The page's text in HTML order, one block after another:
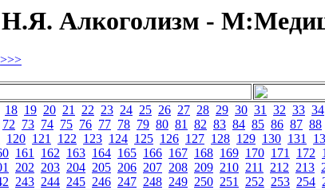
Алкоголизм -
>>>
18 19 20 21 22 23 24 25 26 27 28 29 30 31 32 33 34
72 73 74 75 76 77 78 79 80 81 82 83 84 85 86 87 88
120 121 122 123 124 125 126 127 128 129 130 131
161 162 163 164 165 166 167 168 169 170 171 172
202 203 204 205 206 207 208 209 210 211 212 213
243 244 245 246 247 248 249 250 251 252 253 254